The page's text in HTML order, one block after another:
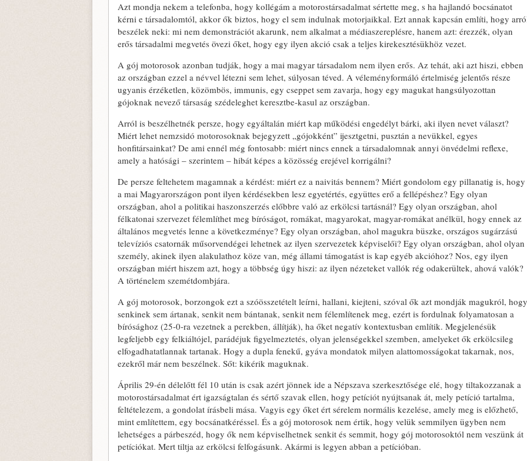
Azt mondja nekem a telefonba, hogy kollégám a motorostársadalmat sértette meg, s ha hajlandó bocsánatot
kérni e társadalomtól, akkor ők biztos, hogy el sem indulnak motorjaikkal. Ezt annak kapcsán említi, hogy
beszélek neki: mi nem demonstrációt akarunk, nem alkalmat a médiaszereplésre, hanem azt: érezzék, olyan
erős társadalmi megvetés övezi őket, hogy egy ilyen akció csak a teljes kirekesztésükhöz vezet.
A gój motorosok azonban tudják, hogy a mai magyar társadalom nem ilyen erős. Az tehát, aki azt hiszi, ebben
az országban ezzel a névvel létezni sem lehet, súlyosan téved. A véleményformáló értelmiség jelentős része
ugyanis érzéketlen, közömbös, immunis, egy cseppet sem zavarja, hogy egy magukat hangsúlyozottan
gójoknak nevező társaság szédeleghet keresztbe-kasul az országban.
Arról is beszélhetnék persze, hogy egyáltalán miért kap működési engedélyt bárki, aki ilyen nevet választ?
Miért lehet nemzsidó motorosoknak bejegyzett „gójokként” ijesztgetni, pusztán a nevükkel, egyes
honfitársainkat? De ami ennél még fontosabb: miért nincs ennek a társadalomnak annyi önvédelmi reflexe,
amely a hatósági – szerintem – hibát képes a közösség erejével korrigálni?
De persze feltehetem magamnak a kérdést: miért ez a naivitás bennem? Miért gondolom egy pillanatig is, hogy
a mai Magyarországon pont ilyen kérdésekben lesz egyetértés, együttes erő a fellépéshez? Egy olyan
országban, ahol a politikai haszonszerzés előbbre való az erkölcsi tartásnál? Egy olyan országban, ahol
félkatonai szervezet félemlíthet meg bíróságot, romákat, magyarokat, magyar-romákat anélkül, hogy ennek az
általános megvetés lenne a következménye? Egy olyan országban, ahol magukra büszke, országos sugárzású
televíziós csatornák műsor­vendégei lehetnek az ilyen szervezetek képviselői? Egy olyan országban, ahol olyan
személy, akinek ilyen alakulathoz köze van, még állami támogatást is kap egyéb akcióhoz? Nos, egy ilyen
országban miért hiszem azt, hogy a többség úgy hiszi: az ilyen nézeteket vallók rég odakerültek, ahová valók?
A történelem szemétdombjára.
A gój motorosok, borzongok ezt a szóösszetételt leírni, hallani, kiejteni, szóval ők azt mondják magukról, hogy
senkinek sem ártanak, senkit nem bántanak, senkit nem félemlítenek meg, ezért is fordulnak folyamatosan a
bírósághoz (25-0-ra vezetnek a perekben, állítják), ha őket negatív kontextusban említik. Megjelenésük
legfeljebb egy felkiáltójel, parádéjuk figyelmeztetés, olyan jelenségekkel szemben, amelyeket ők erkölcsileg
elfogadhatatlannak tartanak. Hogy a dupla fenekű, gyáva mondatok milyen alattomosságokat takarnak, nos,
ezekről már nem beszélnek. Sőt: kikérik maguknak.
Április 29-én délelőtt fél 10 után is csak azért jönnek ide a Népszava szerkesztősége elé, hogy tiltakozzanak a
motoros­társadalmat ért igazságtalan és sértő szavak ellen, hogy petíciót nyújtsanak át, mely petíció tartalma,
feltételezem, a gondolat írásbeli mása. Vagyis egy őket ért sérelem normális kezelése, amely meg is előzhető,
mint említettem, egy bocsánatkéréssel. És a gój motorosok nem értik, hogy velük semmilyen ügyben nem
lehetséges a párbeszéd, hogy ők nem képviselhetnek senkit és semmit, hogy gój motorosoktól nem veszünk át
petíció­kat. Mert tiltja az erkölcsi felfogásunk. Akármi is legyen abban a petícióban.
BONYHÁDI ZSIDÓ